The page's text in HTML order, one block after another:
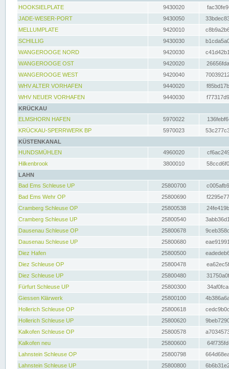
HOOKSIELPLATE
9430020
JADE-WESER-PORT
9430050
MELLUMPLATE
9420010
SCHILLIG
9430030
WANGEROOGE NORD
9420030
WANGEROOGE OST
9420020
WANGEROOGE WEST
9420040
WHV ALTER VORHAFEN
9440020
WHV NEUER VORHAFEN
9440030
KRÜCKAU
ELMSHORN HAFEN
5970022
KRÜCKAU-SPERRWERK BP
5970023
KÜSTENKANAL
HUNDSMÜHLEN
4960020
Hilkenbrook
3800010
LAHN
Bad Ems Schleuse UP
25800700
Bad Ems Wehr OP
25800690
Cramberg Schleuse OP
25800538
Cramberg Schleuse UP
25800540
Dausenau Schleuse OP
25800678
Dausenau Schleuse UP
25800680
Diez Hafen
25800500
Diez Schleuse OP
25800478
Diez Schleuse UP
25800480
Fürfurt Schleuse UP
25800300
Giessen Klärwerk
25800100
Hollerich Schleuse OP
25800618
Hollerich Schleuse UP
25800620
Kalkofen Schleuse OP
25800578
Kalkofen neu
25800600
Lahnstein Schleuse OP
25800798
Lahnstein Schleuse UP
25800800